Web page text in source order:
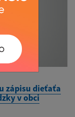
zápisu dieťaťa
v obci